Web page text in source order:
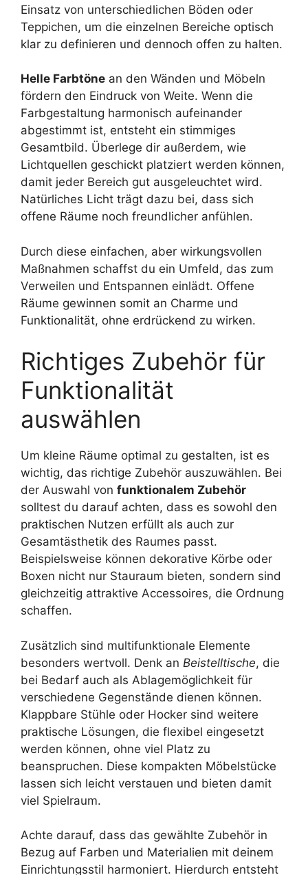
Einsatz von unterschiedlichen Böden oder
Teppichen, um die einzelnen Bereiche optisch
klar zu definieren und dennoch offen zu halten.
Helle Farbtöne an den Wänden und Möbeln
fördern den Eindruck von Weite. Wenn die
Farbgestaltung harmonisch aufeinander
abgestimmt ist, entsteht ein stimmiges
Gesamtbild. Überlege dir außerdem, wie
Lichtquellen geschickt platziert werden können,
damit jeder Bereich gut ausgeleuchtet wird.
Natürliches Licht trägt dazu bei, dass sich
offene Räume noch freundlicher anfühlen.
Durch diese einfachen, aber wirkungsvollen
Maßnahmen schaffst du ein Umfeld, das zum
Verweilen und Entspannen einlädt. Offene
Räume gewinnen somit an Charme und
Funktionalität, ohne erdrückend zu wirken.
Richtiges Zubehör für
Funktionalität
auswählen
Um kleine Räume optimal zu gestalten, ist es
wichtig, das richtige Zubehör auszuwählen. Bei
der Auswahl von funktionalem Zubehör
solltest du darauf achten, dass es sowohl den
praktischen Nutzen erfüllt als auch zur
Gesamtästhetik des Raumes passt.
Beispielsweise können dekorative Körbe oder
Boxen nicht nur Stauraum bieten, sondern sind
gleichzeitig attraktive Accessoires, die Ordnung
schaffen.
Zusätzlich sind multifunktionale Elemente
besonders wertvoll. Denk an Beistelltische, die
bei Bedarf auch als Ablagemöglichkeit für
verschiedene Gegenstände dienen können.
Klappbare Stühle oder Hocker sind weitere
praktische Lösungen, die flexibel eingesetzt
werden können, ohne viel Platz zu
beanspruchen. Diese kompakten Möbelstücke
lassen sich leicht verstauen und bieten damit
viel Spielraum.
Achte darauf, dass das gewählte Zubehör in
Bezug auf Farben und Materialien mit deinem
Einrichtungsstil harmoniert. Hierdurch entsteht